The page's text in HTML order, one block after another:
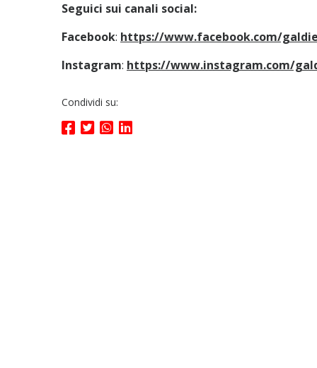
Seguici sui canali social:
Facebook: https://www.facebook.com/
Instagram: https://www.instagram.com/
Condividi su: